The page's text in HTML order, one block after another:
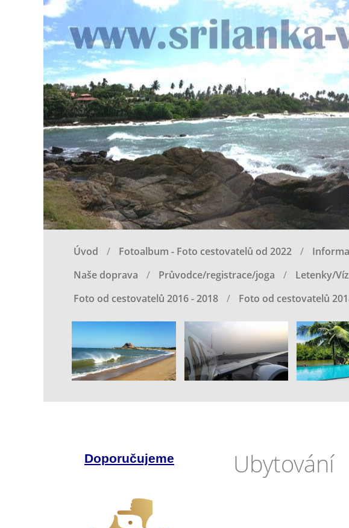
Úvod Fotoalbum - Foto cestovatelů od 2022
Naše doprava
Průvodce/registrace/joga Letenky/
Foto od cestovatelů 2016 - 2018
Foto od cestovatelů
Ubytování
Doporučujeme